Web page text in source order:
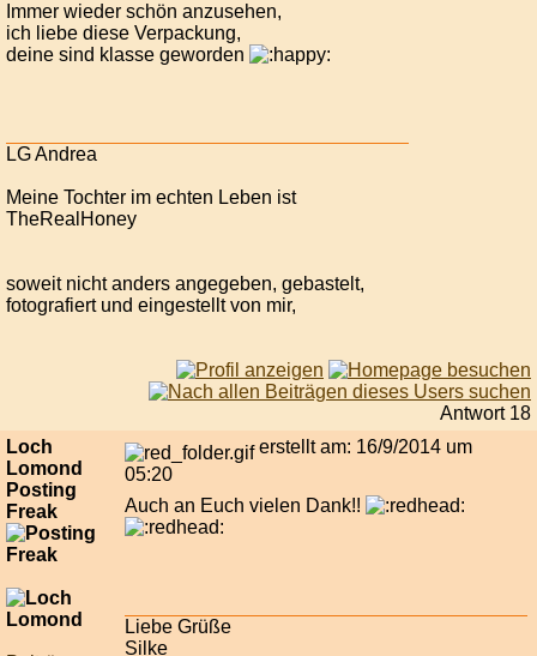
Immer wieder schön anzusehen,
ich liebe diese Verpackung,
deine sind klasse geworden
LG Andrea
Meine Tochter im echten Leben ist
TheRealHoney
soweit nicht anders angegeben, gebastelt,
fotografiert und eingestellt von mir,
Antwort 18
Loch
Lomond
Posting
Freak
erstellt am: 16/9/2014 um
05:20
Auch an Euch vielen Dank!!
Liebe Grüße
Silke